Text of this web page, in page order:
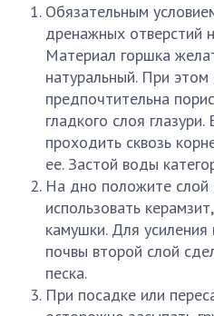
Обязательным
дренажных отверстий
Материал горшка
натуральный. При этом
предпочтительна
гладкого слоя
проходить сквозь
ее. Застой воды
На дно положите
использовать
камушки. Для
почвы второй слой
песка.
При посадке или